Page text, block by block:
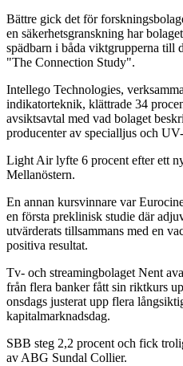
Bättre gick det för
en säkerhetsgranskning har
spädbarn i båda viktgrupperna till
"The Connection Study".
Intellego Technologies,
indikatorteknik, klättrade 34
avsiktsavtal med vad bolaget
producenter av specialljus och
Light Air lyfte 6 procent efter ett
Mellanöstern.
En annan kursvinnare var
en första preklinisk studie där
utvärderats tillsammans med en
positiva resultat.
Tv- och streamingbolaget Nent
från flera banker fått sin riktkurs
onsdags justerat upp flera
kapitalmarknadsdag.
SBB steg 2,2 procent och fick
av ABG Sundal Collier.